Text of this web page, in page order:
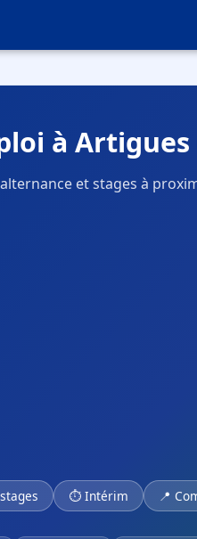
à Artigues
et stages à
⏱ Intérim 📍